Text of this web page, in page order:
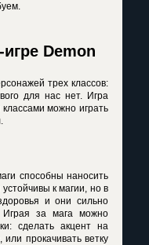
Demon
трех классов:
для нас нет. Игра
можно играть
способны наносить
к магии, но в
и они сильно
Играя за мага можно
сделать акцент на
прокачивать ветку